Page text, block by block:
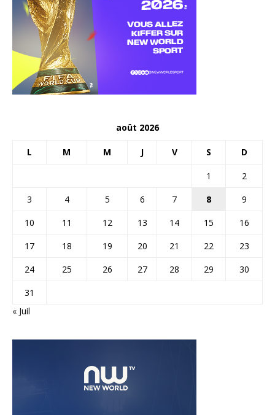
août 2026
L M M J V S D
1
2
3
4 5 6 7 8
9
10
11 12 13 14 15
16
17
18 19 20 21 22
23
24
25 26 27 28 29
30
31
« Juil